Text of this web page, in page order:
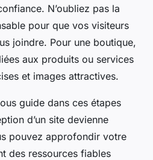
N’oubliez pas la
pour que vos visiteurs
joindre. Pour une boutique,
aux produits ou services
et images attractives.
guide dans ces étapes
d’un site devienne
pouvez approfondir votre
des ressources fiables